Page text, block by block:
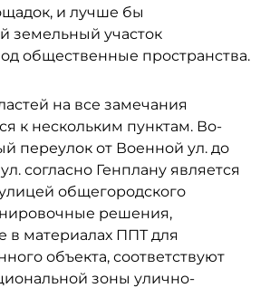
и лучше бы
земельный участок
общественные пространства.
на все замечания
к нескольким пунктам. Во-
переулок от Военной ул. до
согласно Генплану является
общегородского
решения,
в материалах ППТ для
объекта, соответствуют
зоны улично-